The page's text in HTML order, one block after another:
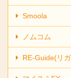
Smoola
ノムコム
RE-Guide(リ